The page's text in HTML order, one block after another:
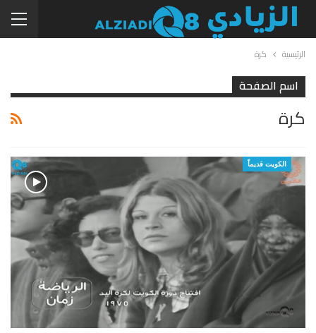
الرئيسية كرة
اسم الصفحة
كرة
الكويت قديماً